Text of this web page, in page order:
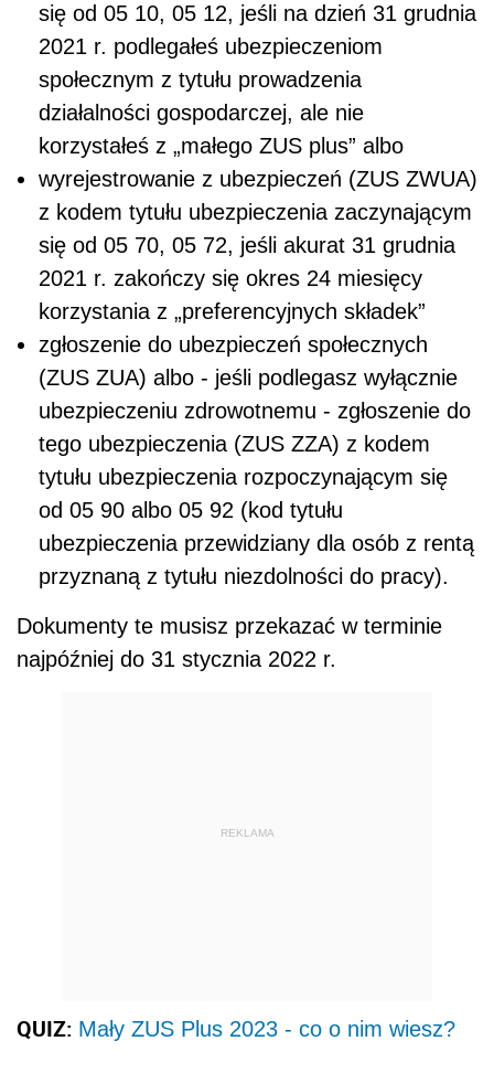
się od 05 10, 05 12, jeśli na dzień 31 grudnia
2021 r. podlegałeś ubezpieczeniom
społecznym z tytułu prowadzenia
działalności gospodarczej, ale nie
korzystałeś z „małego ZUS plus” albo
wyrejestrowanie z ubezpieczeń (ZUS ZWUA)
z kodem tytułu ubezpieczenia zaczynającym
się od 05 70, 05 72, jeśli akurat 31 grudnia
2021 r. zakończy się okres 24 miesięcy
korzystania z „preferencyjnych składek”
zgłoszenie do ubezpieczeń społecznych
(ZUS ZUA) albo - jeśli podlegasz wyłącznie
ubezpieczeniu zdrowotnemu - zgłoszenie do
tego ubezpieczenia (ZUS ZZA) z kodem
tytułu ubezpieczenia rozpoczynającym się
od 05 90 albo 05 92 (kod tytułu
ubezpieczenia przewidziany dla osób z rentą
przyznaną z tytułu niezdolności do pracy).
Dokumenty te musisz przekazać w terminie
najpóźniej do 31 stycznia 2022 r.
REKLAMA
QUIZ: Mały ZUS Plus 2023 - co o nim wiesz?